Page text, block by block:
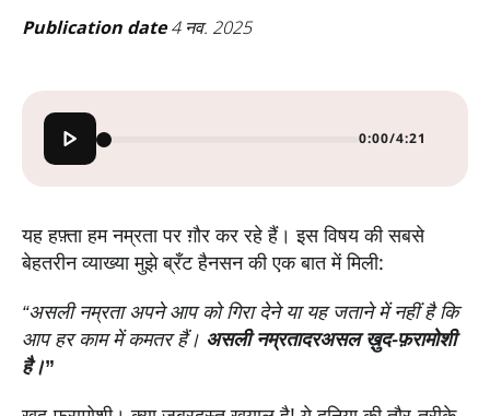
Publication date4 नव. 2025
0:00/4:21
यह हफ़्ता हम नम्रता पर ग़ौर कर रहे हैं। इस विषय की सबसे
बेहतरीन व्याख्या मुझे ब्रँट हैनसन की एक बात में मिली:
“असलीनम्रताअपने आप को गिरा देने या यह जताने में नहीं है कि
आप हर काम में कमतर हैं। असलीनम्रतादरअसल ख़ुद-फ़रामोशी
है।”